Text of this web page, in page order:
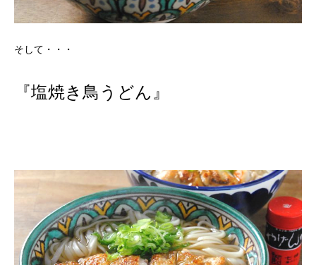
そして・・・
『塩焼き鳥うどん』